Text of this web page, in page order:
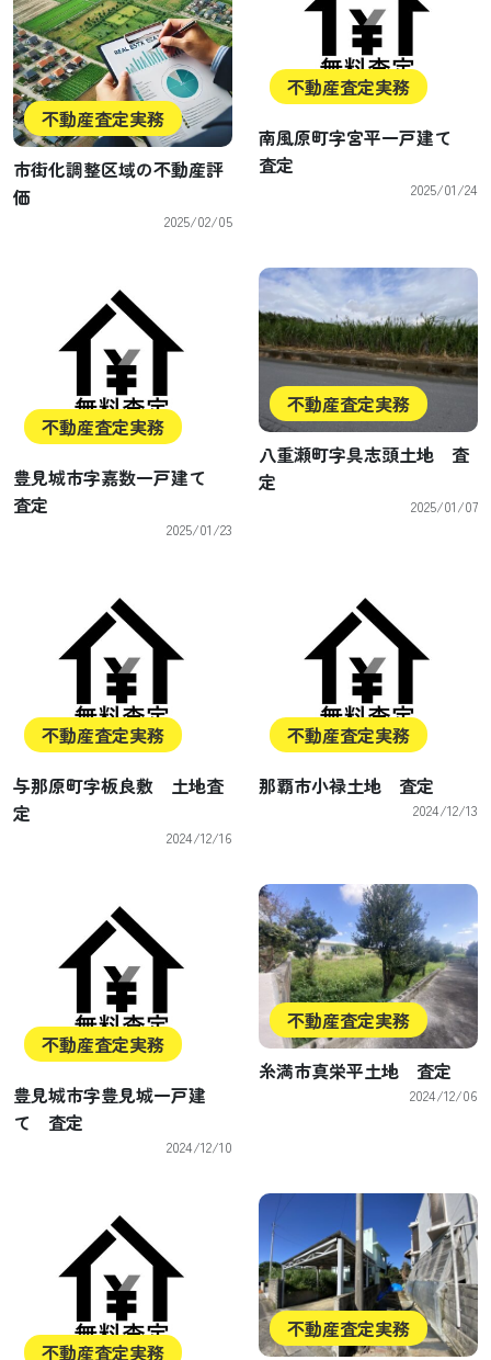
不動産査定実務
市街化調整区域の不動産評
価
2025/02/05
不動産査定実務
南風原町字宮平一戸建て
査定
2025/01/24
不動産査定実務
豊見城市字嘉数一戸建て
査定
2025/01/23
不動産査定実務
八重瀬町字具志頭土地 査
定
2025/01/07
不動産査定実務
与那原町字板良敷 土地査
定
2024/12/16
不動産査定実務
那覇市小禄土地 査定
2024/12/13
不動産査定実務
豊見城市字豊見城一戸建
て 査定
2024/12/10
不動産査定実務
糸満市真栄平土地 査定
2024/12/06
不動産査定実務
不動産査定実務